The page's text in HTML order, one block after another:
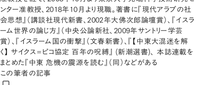
ンター准教授、2018年10月より現職。著書に『現代アラブの社
会思想』（講談社現代新書、2002年大佛次郎論壇賞）、『イスラ
ーム世界の論じ方』（中央公論新社、2009年サントリー学芸
賞）、『イスラーム国の衝撃』（文春新書）、『【中東大混迷を解
く】 サイクス=ピコ協定 百年の呪縛』 (新潮選書)、 本誌連載を
まとめた『中東 危機の震源を読む』（同）などがある
この筆者の記事